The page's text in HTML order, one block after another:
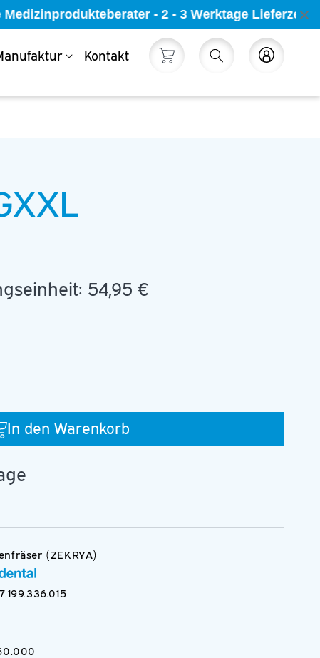
- 2 - 3 Werktage Lieferzeit -
Kontakt Warenkorb Einloggen
54,95 €
In den Warenkorb
(ZEKRYA)